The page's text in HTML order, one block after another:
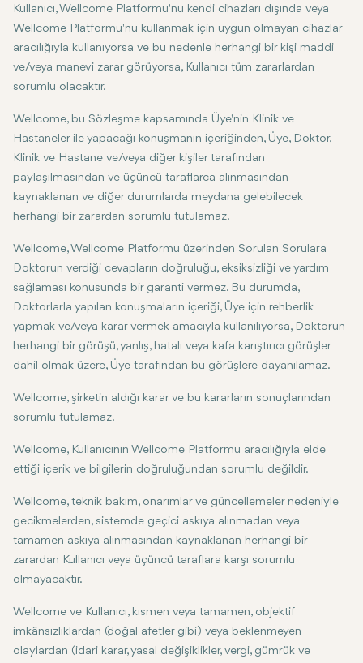
Kullanıcı, Wellcome Platformu'nu kendi cihazları dışında veya
Wellcome Platformu'nu kullanmak için uygun olmayan cihazlar
aracılığıyla kullanıyorsa ve bu nedenle herhangi bir kişi maddi
ve/veya manevi zarar görüyorsa, Kullanıcı tüm zararlardan
sorumlu olacaktır.
Wellcome, bu Sözleşme kapsamında Üye'nin Klinik ve
Hastaneler ile yapacağı konuşmanın içeriğinden, Üye, Doktor,
Klinik ve Hastane ve/veya diğer kişiler tarafından
paylaşılmasından ve üçüncü taraflarca alınmasından
kaynaklanan ve diğer durumlarda meydana gelebilecek
herhangi bir zarardan sorumlu tutulamaz.
Wellcome, Wellcome Platformu üzerinden Sorulan Sorulara
Doktorun verdiği cevapların doğruluğu, eksiksizliği ve yardım
sağlaması konusunda bir garanti vermez. Bu durumda,
Doktorlarla yapılan konuşmaların içeriği, Üye için rehberlik
yapmak ve/veya karar vermek amacıyla kullanılıyorsa, Doktorun
herhangi bir görüşü, yanlış, hatalı veya kafa karıştırıcı görüşler
dahil olmak üzere, Üye tarafından bu görüşlere dayanılamaz.
Wellcome, şirketin aldığı karar ve bu kararların sonuçlarından
sorumlu tutulamaz.
Wellcome, Kullanıcının Wellcome Platformu aracılığıyla elde
ettiği içerik ve bilgilerin doğruluğundan sorumlu değildir.
Wellcome, teknik bakım, onarımlar ve güncellemeler nedeniyle
gecikmelerden, sistemde geçici askıya alınmadan veya
tamamen askıya alınmasından kaynaklanan herhangi bir
zarardan Kullanıcı veya üçüncü taraflara karşı sorumlu
olmayacaktır.
Wellcome ve Kullanıcı, kısmen veya tamamen, objektif
imkânsızlıklardan (doğal afetler gibi) veya beklenmeyen
olaylardan (idari karar, yasal değişiklikler, vergi, gümrük ve